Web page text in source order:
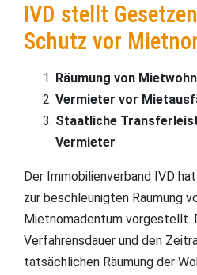
IVD stellt
Schutz vor
Räumung von
Vermieter vor
Staatliche
Vermieter
Der Immobilienverband IVD
zur beschleunigten Räumung
Mietnomadentum vorgestellt.
Verfahrensdauer und den
tatsächlichen Räumung der